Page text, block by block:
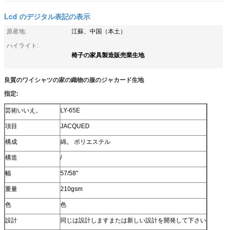
Lcd のデジタル表記の表示
原産地:
江蘇、中国（本土）
ハイライト:
椅子の家具製造販売業生地
良質のワイシャツの家の織物の服のジャカード生地
指定:
芸術いいえ。 LY-65E
項目 JACQUED
構成 綿。 ポリエステル
構造 /
幅 57/58"
重量 210gsm
色 色
設計 同じは設計しますまたは新しい設計を開発して下さい